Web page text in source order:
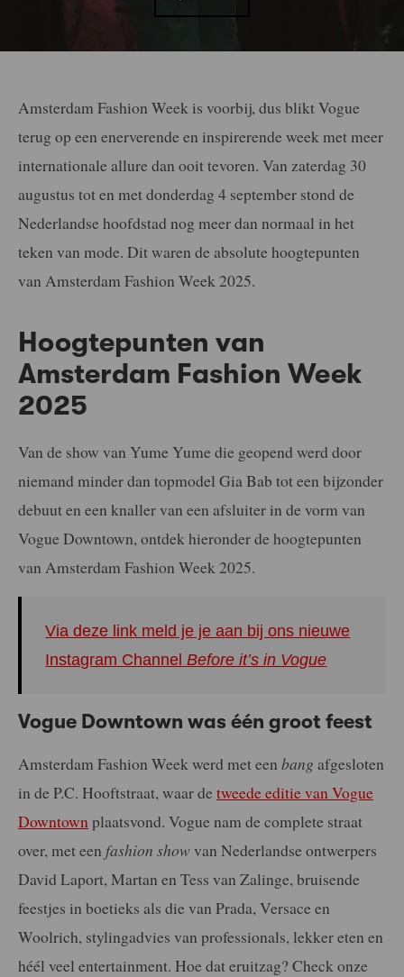
Amsterdam Fashion Week is voorbij, dus blikt Vogue
terug op een enerverende en inspirerende week met meer
internationale allure dan ooit tevoren. Van zaterdag 30
augustus tot en met donderdag 4 september stond de
Nederlandse hoofdstad nog meer dan normaal in het
teken van mode. Dit waren de absolute hoogtepunten
van Amsterdam Fashion Week 2025.
Hoogtepunten van
Amsterdam Fashion Week
2025
Van de show van Yume Yume die geopend werd door
niemand minder dan topmodel Gia Bab tot een bijzonder
debuut en een knaller van een afsluiter in de vorm van
Vogue Downtown, ontdek hieronder de hoogtepunten
van Amsterdam Fashion Week 2025.
Via deze link meld je je aan bij ons nieuwe
Instagram ChannelBefore it’s in Vogue
Vogue Downtown was één groot feest
Amsterdam Fashion Week werd met een bang afgesloten
in de P.C. Hooftstraat, waar de tweede editie van Vogue
Downtown plaatsvond. Vogue nam de complete straat
over, met een fashion showvan Nederlandse ontwerpers
David Laport, Martan en Tess van Zalinge, bruisende
feestjes in boetieks als die van Prada, Versace en
Woolrich, stylingadvies van professionals, lekker eten en
héél veel entertainment. Hoe dat eruitzag? Check onze